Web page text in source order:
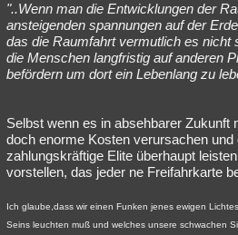
"..Wenn man die Entwicklungen der
ansteigenden spannungen auf der
das die Raumfahrt vermutlich es nicht
die Menschen langfristig auf anderen
befördern um dort ein Lebenlang zu
Selbst wenn es in absehbarer Zukunft
doch enorme Kosten verursachen
zahlungskräftige Elite überhaupt
vorstellen, das jeder ne Freifahrkarte
Ich glaube,dass wir einen Funken jenes ewigen
Seins leuchten muß und welches unsere schwachen